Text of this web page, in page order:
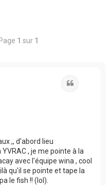
1 sur 1
,, d'abord lieu
, je me pointe à la
avec l'équipe wina , cool
qu'il se pointe et tape la
le fish !! (lol).